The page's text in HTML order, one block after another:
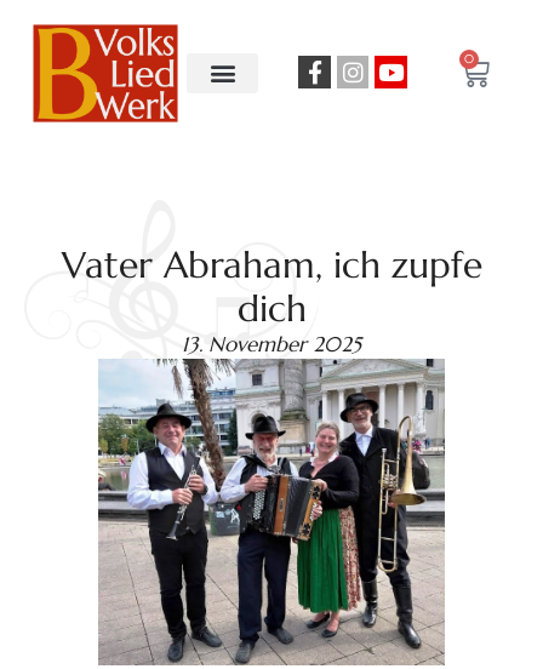
0
Vater Abraham, ich zupfe
dich
13. November 2025